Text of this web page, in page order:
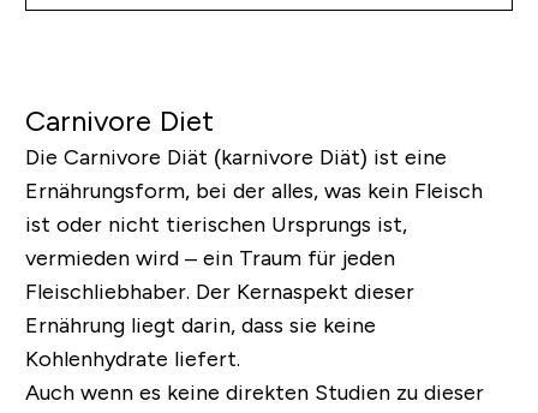
Carnivore Diet
Die Carnivore Diät (karnivore Diät) ist eine
Ernährungsform, bei der alles, was kein Fleisch
ist oder nicht tierischen Ursprungs ist,
vermieden wird – ein Traum für jeden
Fleischliebhaber. Der Kernaspekt dieser
Ernährung liegt darin, dass sie keine
Kohlenhydrate liefert.
Auch wenn es keine direkten Studien zu dieser